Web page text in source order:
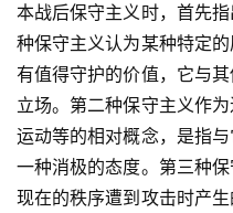
本战后保守主义时，首先
种保守主义认为某种特定
有值得守护的价值，它与
立场。第二种保守主义作
运动等的相对概念，是指
一种消极的态度。第三种
现在的秩序遭到攻击时产